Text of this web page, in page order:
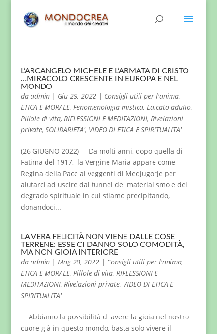
L’ARCANGELO MICHELE E L’ARMATA DI CRISTO
…MIRACOLO CRESCENTE IN EUROPA E NEL
MONDO
da admin| Giu 29, 2022| Consigli utili per l'anima,
ETICA E MORALE, Fenomenologia mistica, Laicato adulto,
Pillole di vita, RIFLESSIONI E MEDITAZIONI, Rivelazioni
private, SOLIDARIETA', VIDEO DI ETICA E SPIRITUALITA'
(26 GIUGNO 2022) Da molti anni, dopo quella di
Fatima del 1917, la Vergine Maria appare come
Regina della Pace ai veggenti di Medjugorje per
aiutarci ad uscire dal tunnel del materialismo e del
degrado spirituale in cui stiamo precipitando,
donandoci...
LA VERA FELICITÀ NON VIENE DALLE COSE
TERRENE: ESSE CI DANNO SOLO COMODITÀ,
MA NON GIOIA INTERIORE
da admin| Mag 20, 2022| Consigli utili per l'anima,
ETICA E MORALE, Pillole di vita, RIFLESSIONI E
MEDITAZIONI, Rivelazioni private, VIDEO DI ETICA E
SPIRITUALITA'
Abbiamo la possibilità di avere la gioia nel nostro
cuore già in questo mondo, basta solo vivere il